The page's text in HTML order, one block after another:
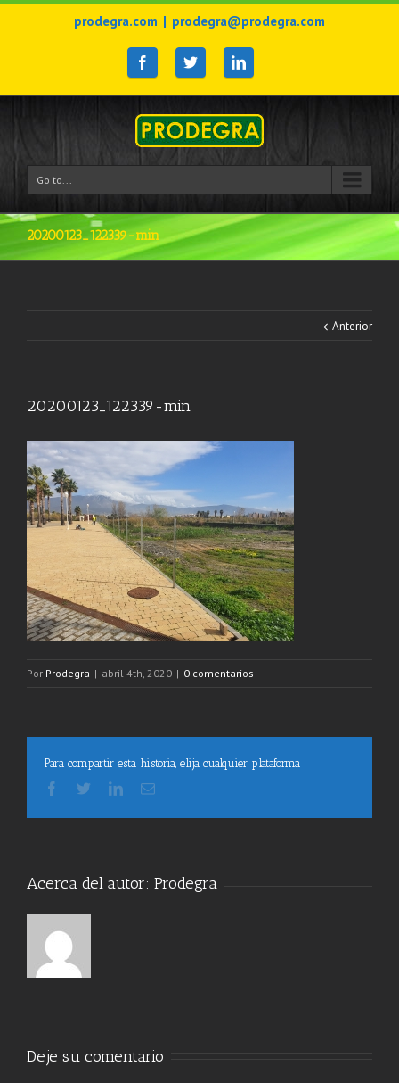
prodegra.com | prodegra@prodegra.com
Go to...
20200123_122339-min
Anterior
20200123_122339-min
Por Prodegra | abril 4th, 2020 | 0 comentarios
Para compartir esta historia, elija cualquier plataforma
Acerca del autor: Prodegra
Deje su comentario